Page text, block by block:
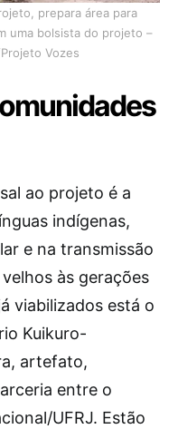
prepara área para
uma bolsista do projeto –
Vozes
ao projeto é a
indígenas,
e na transmissão
às gerações
viabilizados está o
Kuikuro-
artefato,
entre o
UFRJ. Estão